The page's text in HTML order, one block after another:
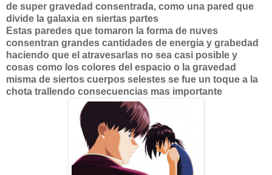
de super gravedad consentrada, como una pared que
divide la galaxia en siertas partes
Estas paredes que tomaron la forma de nuves
consentran grandes cantidades de energia y grabedad
haciendo que el atravesarlas no sea casi posible y
cosas como los colores del espacio o la gravedad
misma de siertos cuerpos selestes se fue un toque a la
chota trallendo consecuencias mas importante